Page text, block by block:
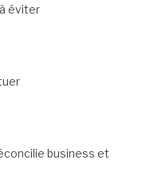
éviter
business et